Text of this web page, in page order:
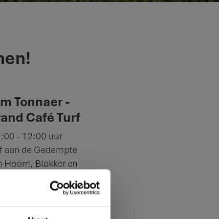
Tonnaer -
Café Turf
- 12:00 uur
aan de Gedempte
Hoorn, Blokker en
Hoorn/Team